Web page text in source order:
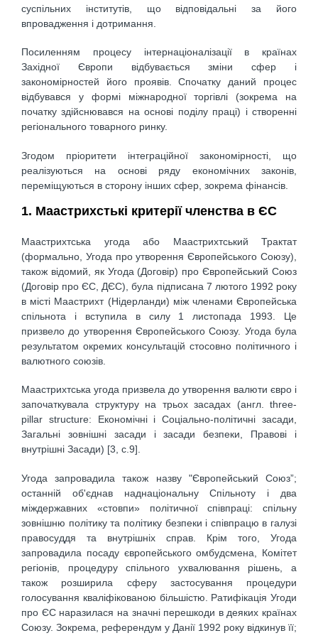
суспільних інститутів, що відповідальні за його
впровадження і дотримання.
Посиленням процесу інтернаціоналізації в країнах
Західної Європи відбувається зміни сфер і
закономірностей його проявів. Спочатку даний процес
відбувався у формі міжнародної торгівлі (зокрема на
початку здійснювався на основі поділу праці) і створенні
регіонального товарного ринку.
Згодом пріоритети інтеграційної закономірності, що
реалізуються на основі ряду економічних законів,
переміщуються в сторону інших сфер, зокрема фінансів.
1. Маастрихстькі критерії членства в ЄС
Маастрихтська угода або Маастрихтський Трактат
(формально, Угода про утворення Європейського Союзу),
також відомий, як Угода (Договір) про Європейський Союз
(Договір про ЄС, ДЄС), була підписана 7 лютого 1992 року
в місті Маастрихт (Нідерланди) між членами Європейська
спільнота і вступила в силу 1 листопада 1993. Це
призвело до утворення Європейського Союзу. Угода була
результатом окремих консультацій стосовно політичного і
валютного союзів.
Маастрихтська угода призвела до утворення валюти євро і
започаткувала структуру на трьох засадах (англ. three-
pillar structure: Економічні і Соціально-політичні засади,
Загальні зовнішні засади і засади безпеки, Правові і
внутрішні Засади) [3, с.9].
Угода запровадила також назву "Європейський Союз”;
останній об'єднав наднаціональну Спільноту і два
міждержавних «стовпи» політичної співпраці: спільну
зовнішню політику та політику безпеки і співпрацю в галузі
правосуддя та внутрішніх справ. Крім того, Угода
запровадила посаду європейського омбудсмена, Комітет
регіонів, процедуру спільного ухвалювання рішень, а
також розширила сферу застосування процедури
голосування кваліфікованою більшістю. Ратифікація Угоди
про ЄС наразилася на значні перешкоди в деяких країнах
Союзу. Зокрема, референдум у Данії 1992 року відкинув її;